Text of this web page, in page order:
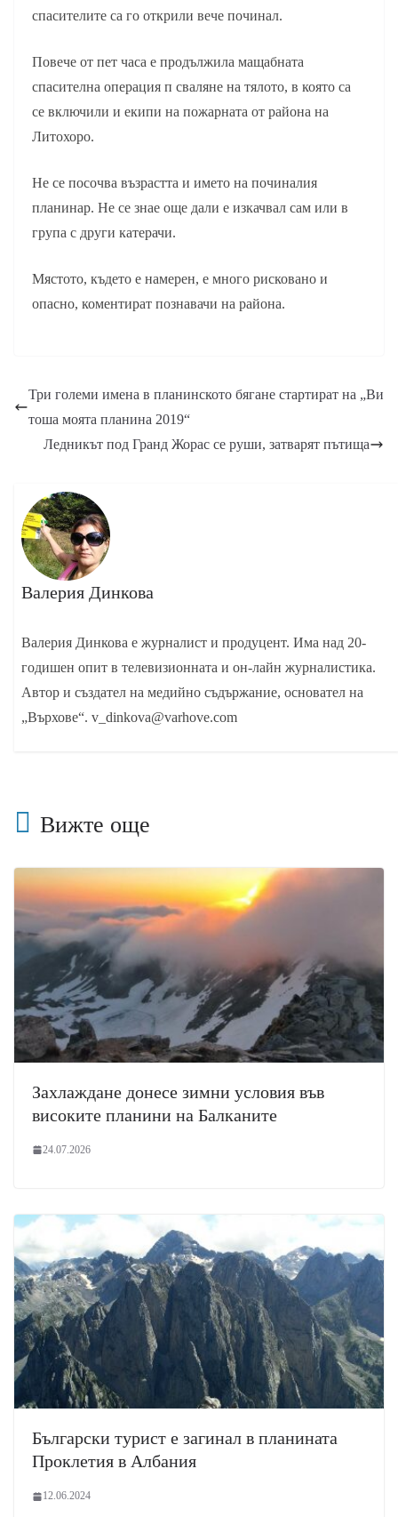
спасителите са го открили вече починал.
Повече от пет часа е продължила мащабната
спасителна операция п сваляне на тялото, в която са
се включили и екипи на пожарната от района на
Литохоро.
Не се посочва възрастта и името на починалия
планинар. Не се знае още дали е изкачвал сам или в
група с други катерачи.
Мястото, където е намерен, е много рисковано и
опасно, коментират познавачи на района.
Три големи имена в планинското бягане стартират на „Ви
тоша моята планина 2019“
Ледникът под Гранд Жорас се руши, затварят пътища
Валерия Динкова
Валерия Динкова е журналист и продуцент. Има над 20-
годишен опит в телевизионната и он-лайн журналистика.
Автор и създател на медийно съдържание, основател на
„Върхове“. v_dinkova@varhove.com
Вижте още
Захлаждане донесе зимни условия във
високите планини на Балканите
24.07.2026
Български турист е загинал в планината
Проклетия в Албания
12.06.2024